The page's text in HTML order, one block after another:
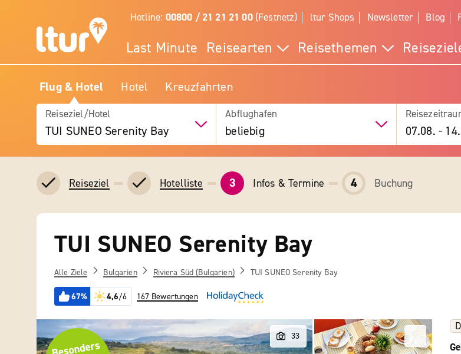
Hotline: 00800 / 21 21 21 00(Festnetz) ltur Shops Newsletter Blog
Last Minute Reisearten Reisethemen
Flug & Hotel Hotel Kreuzfahrten
Reiseziel/Hotel
TUI SUNEO Serenity Bay
Abflughafen
beliebig 07.08. -
Reiseziel Hotelliste 3 Infos & Termine 4 Buchung
TUI SUNEO Serenity Bay
Alle Ziele Bulgarien Riviera Süd (Bulgarien) TUI SUNEO Serenity Bay
67% 4,6/6 167 Bewertungen